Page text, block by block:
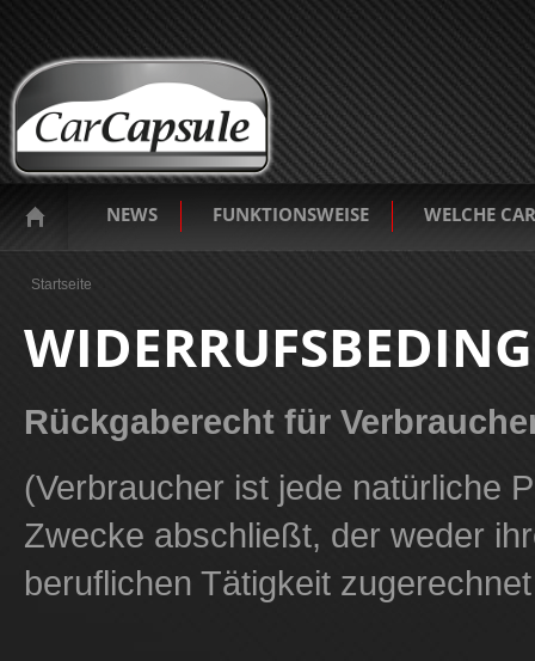
NEWS FUNKTIONSWEISE WELCHE
Sie sind hier
Startseite
Rückgaberecht für
(Verbraucher ist jede natürliche
Zwecke abschließt, der weder
beruflichen Tätigkeit